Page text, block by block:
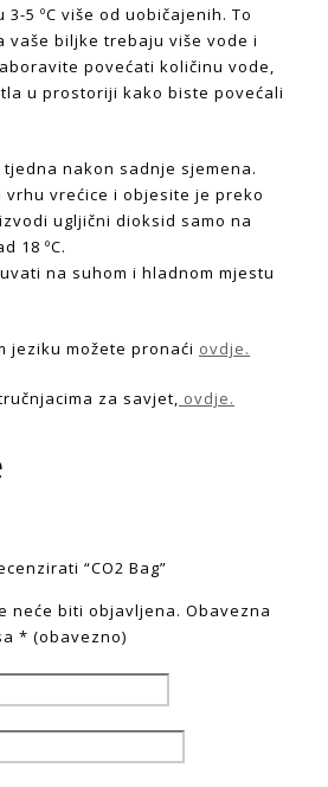
5 ºC više od uobičajenih. To
vaše biljke trebaju više vode i
povećati količinu vode,
u prostoriji kako biste povećali
tjedna nakon sadnje sjemena.
vrhu vrećice i objesite je preko
ugljični dioksid samo na
18 ºC.
na suhom i hladnom mjestu
jeziku možete pronaći ovdje.
za savjet, ovdje.
“CO2 Bag”
neće biti objavljena. Obavezna
* (obavezno)